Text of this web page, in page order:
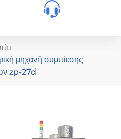
μηχανή συμπίεσης
zp-27d